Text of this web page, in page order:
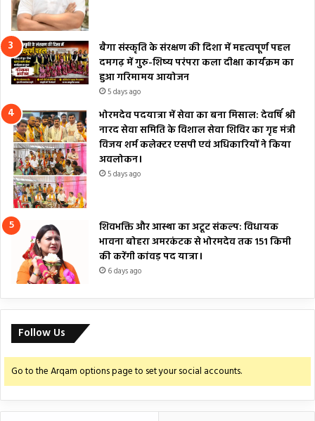
बैगा संस्कृति के संरक्षण की दिशा में महत्वपूर्ण पहल
दमगढ़ में गुरु-शिष्य परंपरा कला दीक्षा कार्यक्रम का
हुआ गरिमामय आयोजन
5 days ago
भोरमदेव पदयात्रा में सेवा का बना मिसाल: देवर्षि श्री
नारद सेवा समिति के विशाल सेवा शिविर का गृह मंत्री
विजय शर्म कलेक्टर एसपी एवं अधिकारियों ने किया
अवलोकन।
5 days ago
शिवभक्ति और आस्था का अटूट संकल्प: विधायक
भावना बोहरा अमरकंटक से भोरमदेव तक 151 किमी
की करेंगी कांवड़ पद यात्रा।
6 days ago
Follow Us
Go to the Arqam options page to set your social accounts.